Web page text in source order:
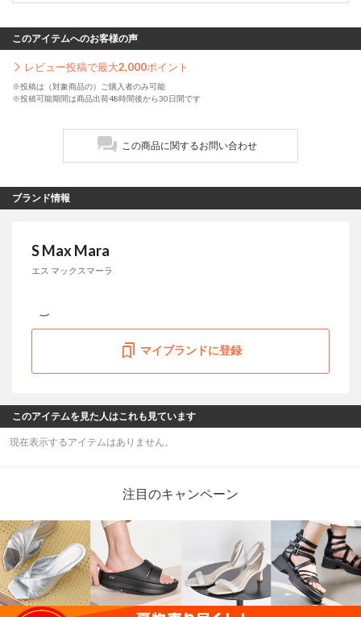
このアイテムへのお客様の声
レビュー投稿で最大2,000ポイント
※投稿は（対象商品の）ご購入者のみ可能
※投稿可能期間は商品出荷48時間後から30日間です
この商品に関するお問い合わせ
ブランド情報
S Max Mara
エス マックスマーラ
マイブランドに登録
このアイテムを見た人はこれも見ています
現在表示するアイテムはありません。
注目のキャンペーン